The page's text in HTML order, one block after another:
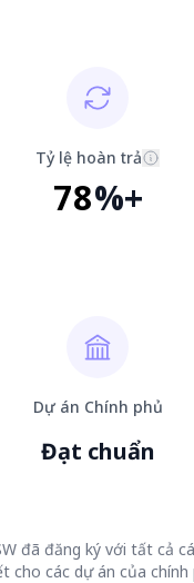
Tỷ lệ hoàn trả
78%+
Dự án Chính phủ
Đạt chuẩn
đã đăng ký với tất cả
cho các dự án của chính